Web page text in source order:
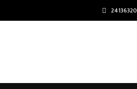
24136320